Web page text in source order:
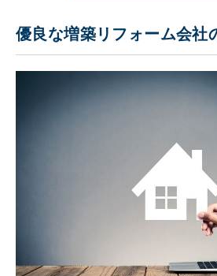
優良な増築リフォーム会社